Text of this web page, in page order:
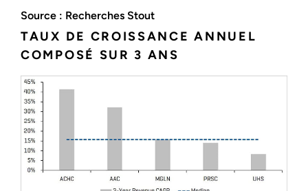
Source : Recherches Stout
TAUX DE CROISSANCE ANNUEL
COMPOSÉ SUR 3 ANS